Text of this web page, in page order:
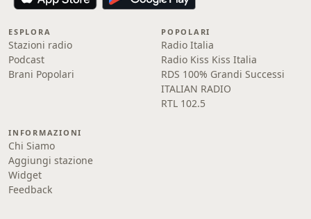
ESPLORA
Stazioni radio
Podcast
Brani Popolari
POPOLARI
Radio Italia
Radio Kiss Kiss Italia
RDS 100% Grandi Successi
ITALIAN RADIO
RTL 102.5
INFORMAZIONI
Chi Siamo
Aggiungi stazione
Widget
Feedback